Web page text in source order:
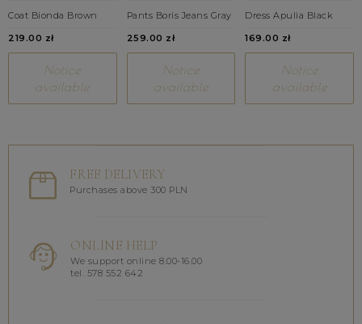
Coat Bionda Brown
219.00 zł
Notice
available
Pants Boris Jeans Gray
259.00 zł
Notice
available
Dress Apulia Black
169.00 zł
Notice
available
FREE DELIVERY
Purchases above 300 PLN
ONLINE HELP
We support online 8.00-16.00
tel. 578 552 642